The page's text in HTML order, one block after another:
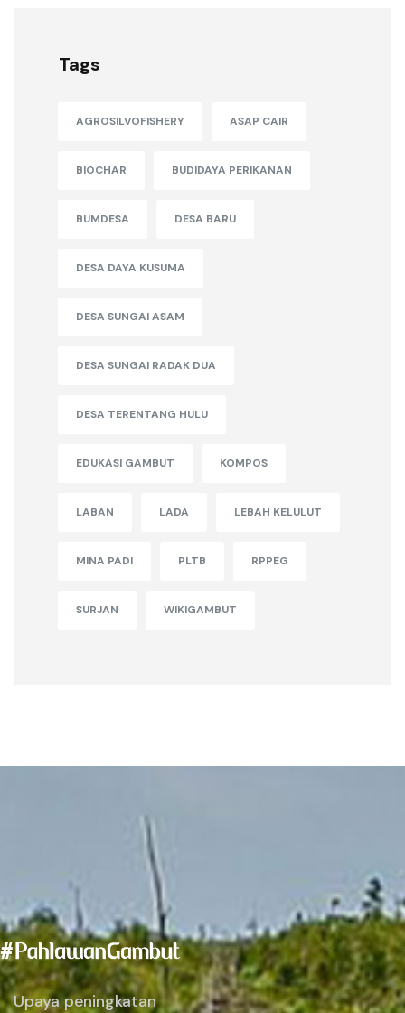
Tags
AGROSILVOFISHERY ASAP CAIR
BIOCHAR BUDIDAYA PERIKANAN
BUMDESA DESA BARU
DESA DAYA KUSUMA
DESA SUNGAI ASAM
DESA SUNGAI RADAK DUA
DESA TERENTANG HULU
EDUKASI GAMBUT KOMPOS
LABAN LADA LEBAH KELULUT
MINA PADI PLTB RPPEG
SURJAN WIKIGAMBUT
Upaya peningkatan